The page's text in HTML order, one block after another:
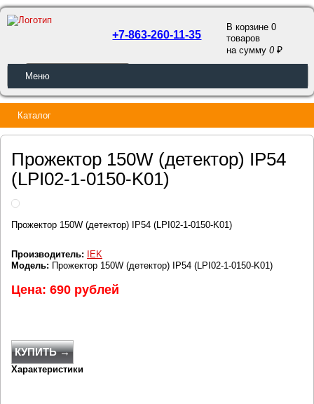
ОБРАТНЫЙ ЗВОНОК
+7-863-260-11-35
В корзине 0
товаров
на сумму0
Меню
Каталог
Прожектор 150W (детектор) IP54
(LPI02-1-0150-K01)
Прожектор 150W (детектор) IP54 (LPI02-1-0150-K01)
Производитель:
IEK
Модель: Прожектор 150W (детектор) IP54 (LPI02-1-0150-K01)
Цена: 690 рублей
КУПИТЬ →
Характеристики